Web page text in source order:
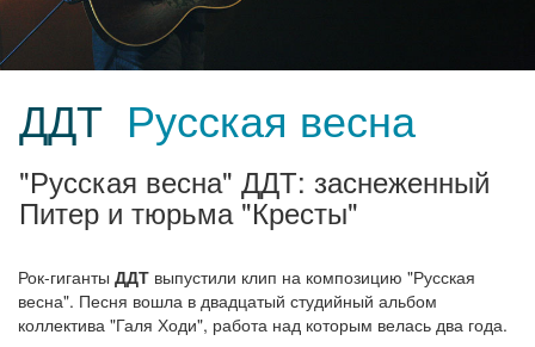
ДДТ Русская весна
"Русская весна" ДДТ: заснеженный
Питер и тюрьма "Кресты"
Рок-гиганты ДДТ выпустили клип на композицию "Русская
весна". Песня вошла в двадцатый студийный альбом
коллектива "Галя Ходи", работа над которым велась два года.